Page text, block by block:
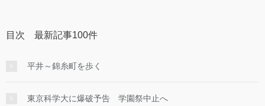
目次 最新記事100件
平井～錦糸町を歩く
東京科学大に爆破予告 学園祭中止へ